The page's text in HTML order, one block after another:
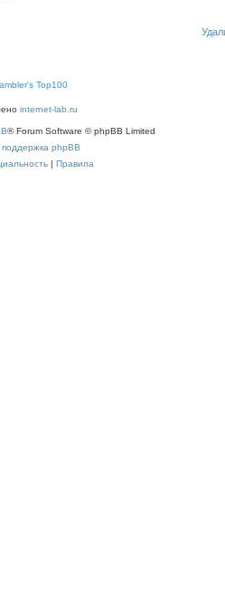
internet-lab.ru
® Forum Software © phpBB Limited
поддержка phpBB
| Правила